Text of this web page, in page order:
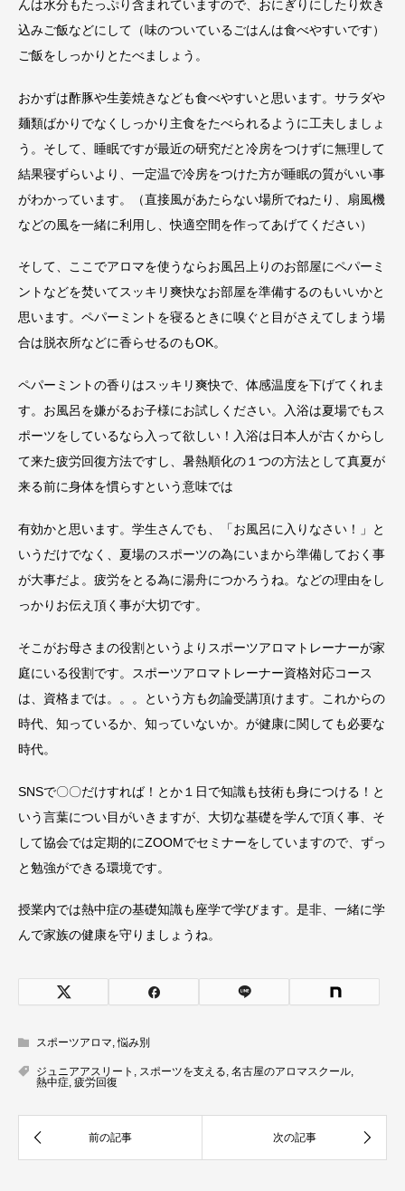
んは水分もたっぷり含まれていますので、おにぎりにしたり炊き
込みご飯などにして（味のついているごはんは食べやすいです）
ご飯をしっかりとたべましょう。
おかずは酢豚や生姜焼きなども食べやすいと思います。サラダや
麺類ばかりでなくしっかり主食をたべられるように工夫しましょ
う。そして、睡眠ですが最近の研究だと冷房をつけずに無理して
結果寝ずらいより、一定温で冷房をつけた方が睡眠の質がいい事
がわかっています。（直接風があたらない場所でねたり、扇風機
などの風を一緒に利用し、快適空間を作ってあげてください）
そして、ここでアロマを使うならお風呂上りのお部屋にペパーミ
ントなどを焚いてスッキリ爽快なお部屋を準備するのもいいかと
思います。ペパーミントを寝るときに嗅ぐと目がさえてしまう場
合は脱衣所などに香らせるのもOK。
ペパーミントの香りはスッキリ爽快で、体感温度を下げてくれま
す。お風呂を嫌がるお子様にお試しください。入浴は夏場でもス
ポーツをしているなら入って欲しい！入浴は日本人が古くからし
て来た疲労回復方法ですし、暑熱順化の１つの方法として真夏が
来る前に身体を慣らすという意味では
有効かと思います。学生さんでも、「お風呂に入りなさい！」と
いうだけでなく、夏場のスポーツの為にいまから準備しておく事
が大事だよ。疲労をとる為に湯舟につかろうね。などの理由をし
っかりお伝え頂く事が大切です。
そこがお母さまの役割というよりスポーツアロマトレーナーが家
庭にいる役割です。スポーツアロマトレーナー資格対応コース
は、資格までは。。。という方も勿論受講頂けます。これからの
時代、知っているか、知っていないか。が健康に関しても必要な
時代。
SNSで〇〇だけすれば！とか１日で知識も技術も身につける！と
いう言葉につい目がいきますが、大切な基礎を学んで頂く事、そ
して協会では定期的にZOOMでセミナーをしていますので、ずっ
と勉強ができる環境です。
授業内では熱中症の基礎知識も座学で学びます。是非、一緒に学
んで家族の健康を守りましょうね。
スポーツアロマ,悩み別
ジュニアアスリート , スポーツを支える, 名古屋のアロマスクール,
熱中症, 疲労回復